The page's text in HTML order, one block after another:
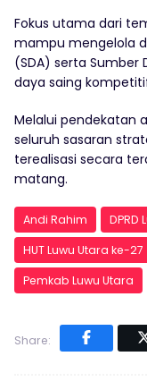
Fokus utama dari
mampu mengelola
(SDA) serta Sumber
daya saing
Melalui pendekatan
seluruh sasaran
terealisasi secara
matang.
Andi Rahim DPRD
HUT Luwu Utara ke-27
Pemkab Luwu Utara
Share: